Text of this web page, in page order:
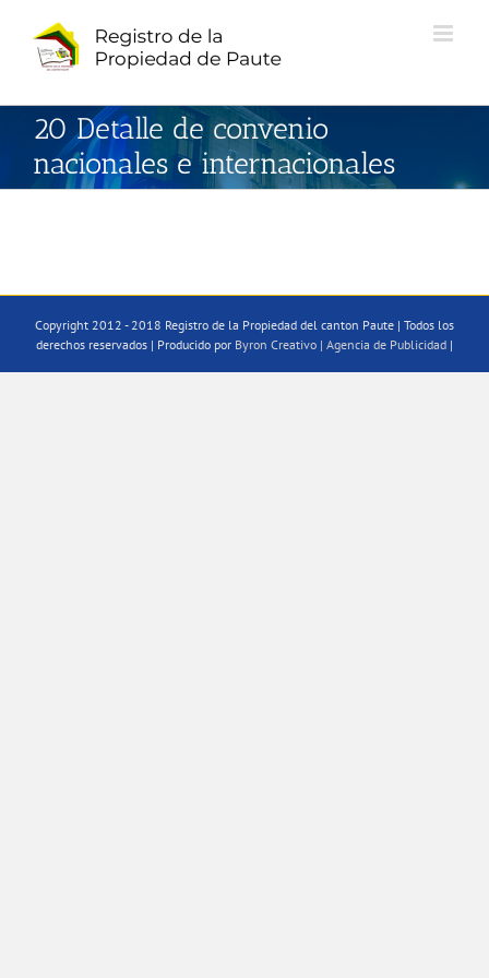
contenido
20 Detalle de convenio
nacionales e internacionales
Copyright 2012 - 2018 Registro de la Propiedad del canton Paute | Todos los
derechos reservados | Producido por Byron Creativo | Agencia de Publicidad |